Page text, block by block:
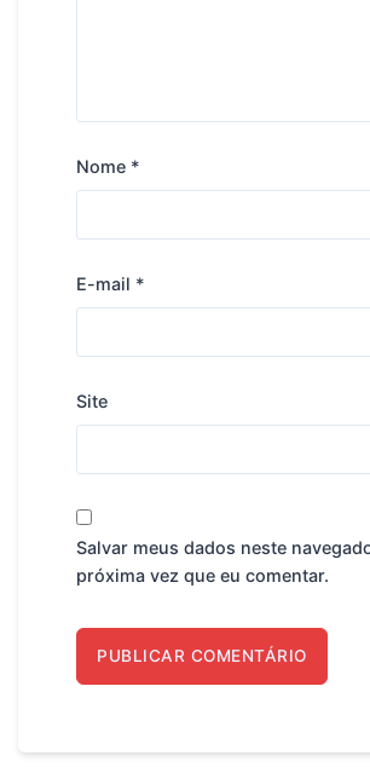
Nome *
E-mail *
Site
Salvar meus dados neste
próxima vez que eu comentar.